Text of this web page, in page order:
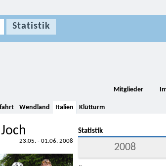
Statistik
Mitglieder
Wendland Italien Klütturm
23.05. - 01.06. 2008
Statistik
2008